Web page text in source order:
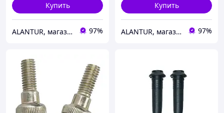
Купить
ALANTUR, магазин туристичного спорядження та велосипедів 97%
Купить
ALANTUR, магазин туристичного спорядження та велосипедів 97%